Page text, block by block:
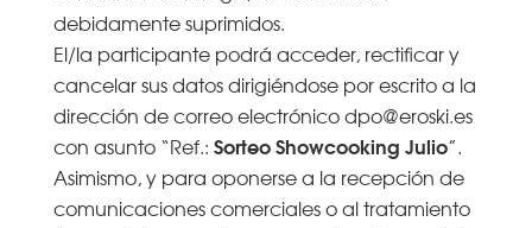
debidamente suprimidos.
El/la participante podrá acceder, rectificar y
cancelar sus datos dirigiéndose por escrito a la
dirección de correo electrónico dpo@eroski.es
con asunto “Ref.: Sorteo Showcooking Julio”.
Asimismo, y para oponerse a la recepción de
comunicaciones comerciales o al tratamiento